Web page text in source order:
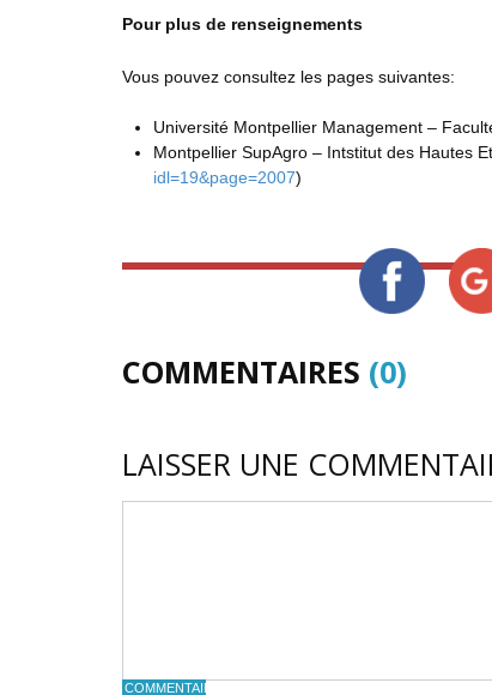
Pour plus de renseignements
Vous pouvez consultez les pages suivantes:
Université Montpellier Management –
Montpellier SupAgro – Intstitut des Hautes
idl=19&page=2007)
COMMENTAIRES (0)
LAISSER UNE
COMMENTAIRE